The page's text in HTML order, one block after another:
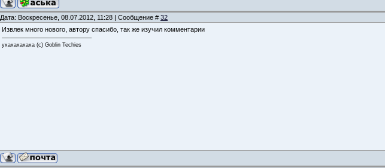
Дата: Воскресенье, 08.07.2012, 11:28 | Сообщение # 32
Извлек много нового, автору спасибо, так же изучил комментарии
ухахахахаха (с) Goblin Techies